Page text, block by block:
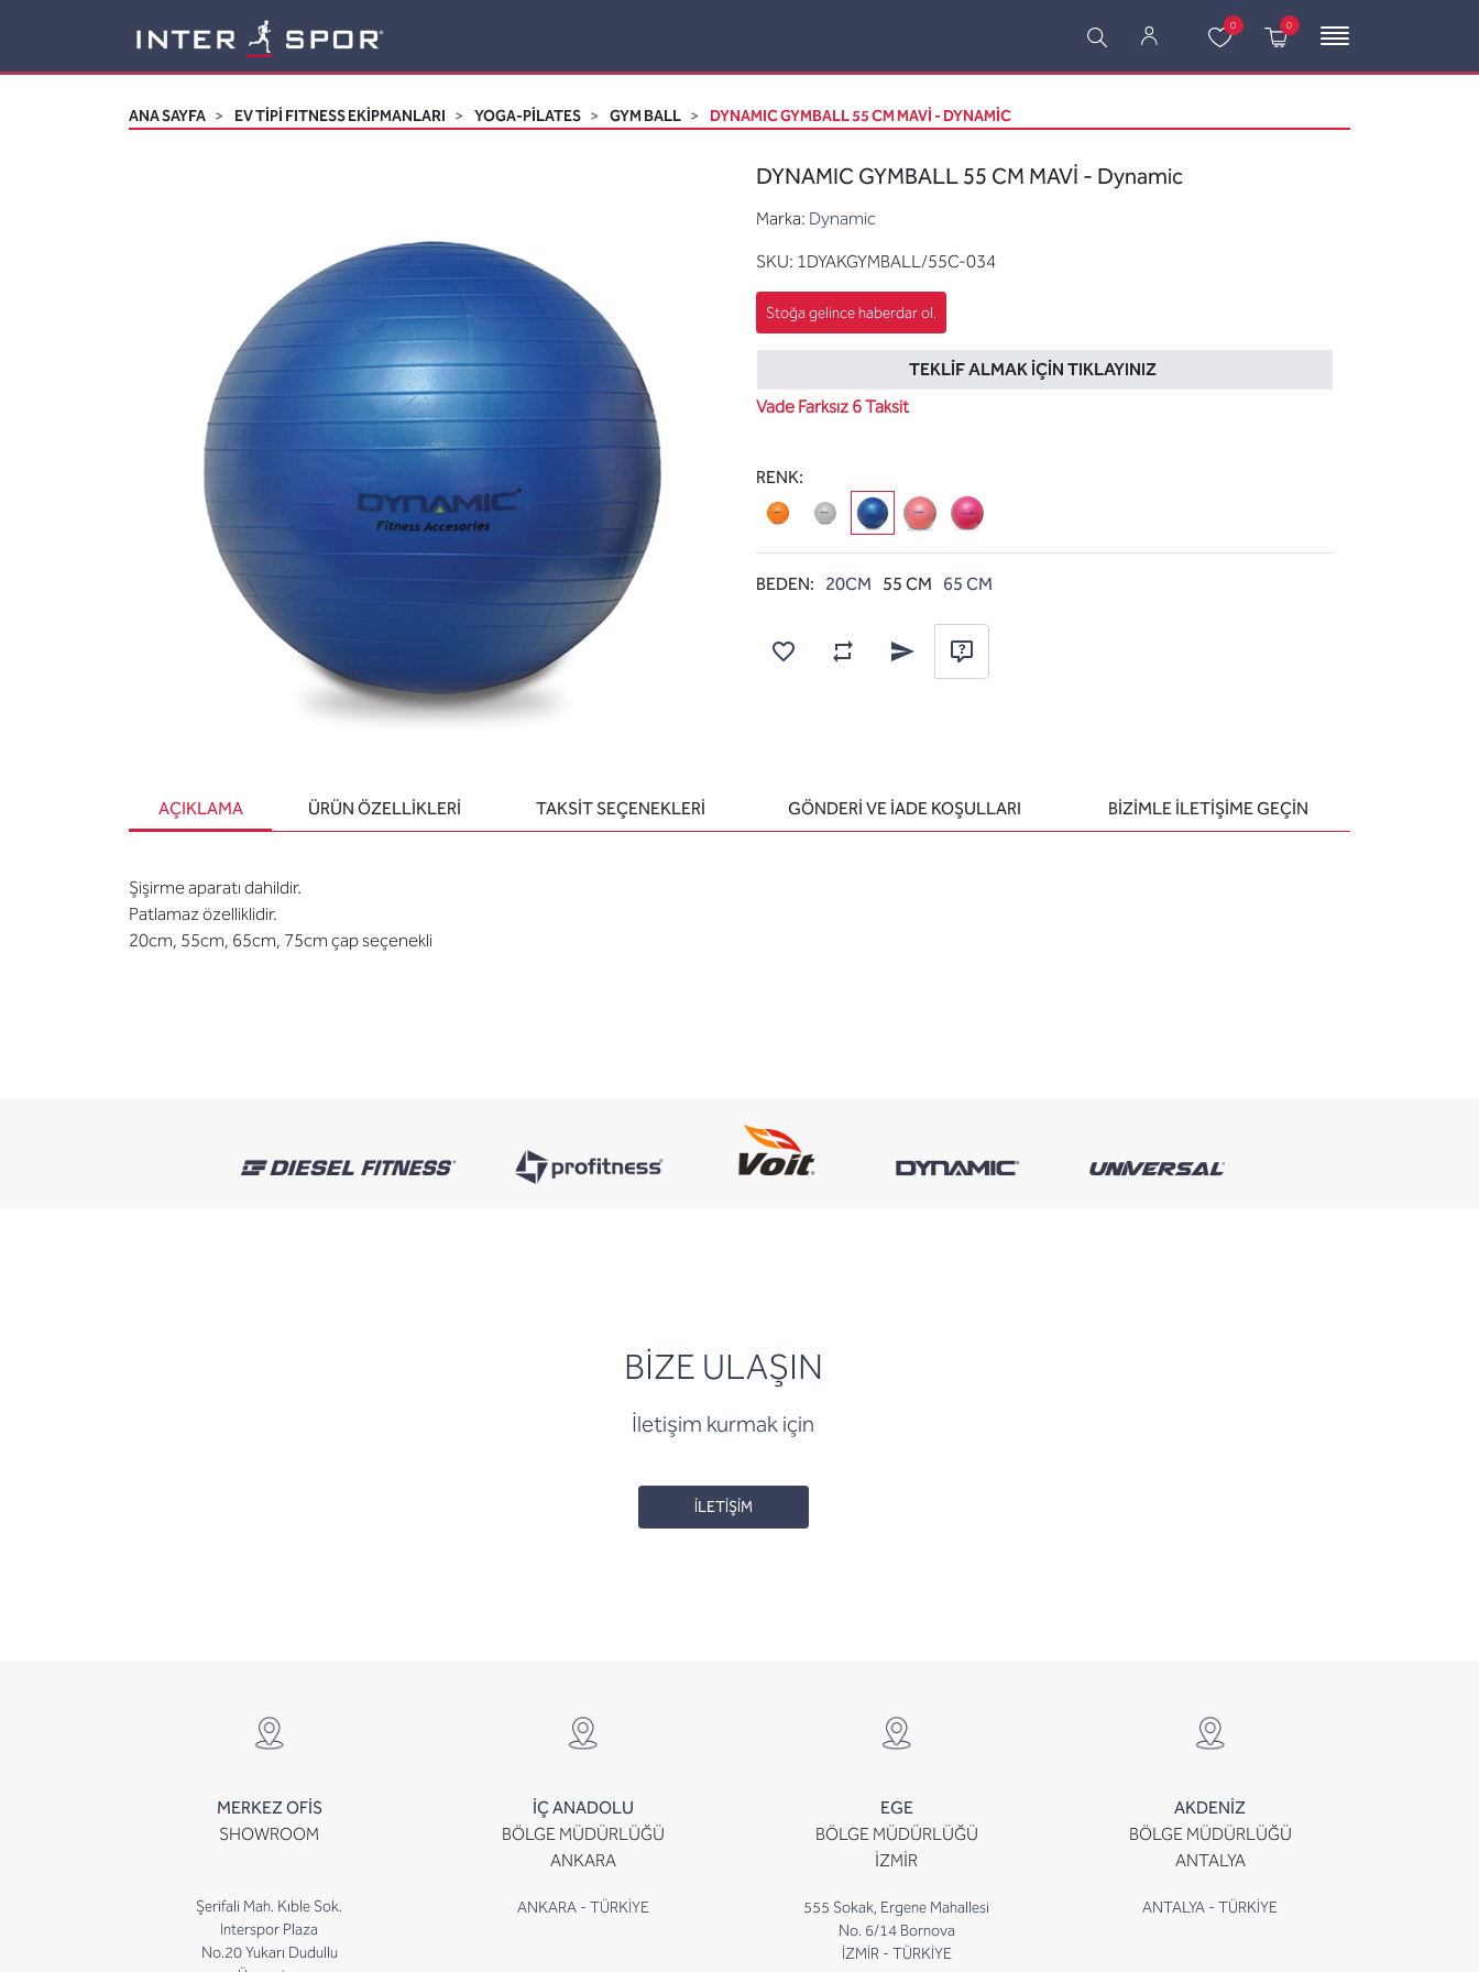
0 0
ANA SAYFA EV TİPİ FITNESS EKİPMANLARI YOGA-PİLATES GYM BALL DYNAMIC GYMBALL 55 CM MAVİ - DYNAMIC
DYNAMIC GYMBALL 55 CM MAVİ - Dynamic
Marka: Dynamic
SKU: 1DYAKGYMBALL/55C-034
TEKLIF ALMAK İÇIN TIKLAYINIZ
Vade Farksız 6 Taksit
RENK:
BEDEN: 20CM 55 CM 65 CM
Favorilere ekle
Karşılaştırma listesine ekle
Arkadaşına e-posta ile gönder
Soru sor
AÇIKLAMA ÜRÜN ÖZELLIKLERI TAKSİT SEÇENEKLERİ GÖNDERİ VE İADE KOŞULLARI BIZIMLE ILETIŞIME GEÇIN
Şişirme aparatı dahildir.
Patlamaz özelliklidir.
20cm, 55cm, 65cm, 75cm çap seçenekli
BİZE ULAŞIN
İletişim kurmak için
İLETİŞİM
MERKEZ OFİS
SHOWROOM
Şerifali Mah. Kıble Sok.
Interspor Plaza
No.20 Yukarı Dudullu
İÇ ANADOLU
BÖLGE MÜDÜRLÜĞÜ
ANKARA
ANKARA - TÜRKİYE
EGE
BÖLGE MÜDÜRLÜĞÜ
İZMİR
555 Sokak, Ergene Mahallesi
No. 6/14 Bornova
İZMİR - TÜRKİYE
AKDENİZ
BÖLGE MÜDÜRLÜĞÜ
ANTALYA
ANTALYA - TÜRKİYE